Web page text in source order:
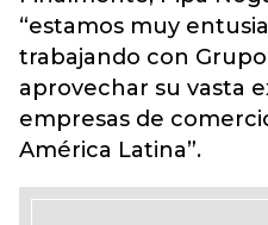
“estamos muy
trabajando con
aprovechar su vasta
empresas de
América Latina”.